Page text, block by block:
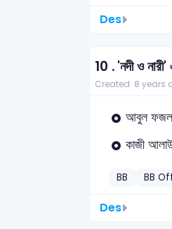
Des
10 .'নদী ও
Created: 8 years
আবুল ফজল
কাজী
BB BB
Des